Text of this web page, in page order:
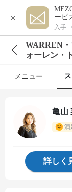
×
ービ
入手 -
WARREN
ォーレン・
メニュー
亀山
満
詳しく